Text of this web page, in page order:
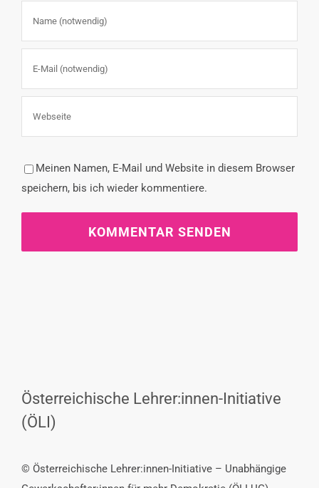
Meinen Namen, E-Mail und Website in diesem Browser
speichern, bis ich wieder kommentiere.
Österreichische Lehrer:innen-Initiative
(ÖLI)
© Österreichische Lehrer:innen-Initiative – Unabhängige